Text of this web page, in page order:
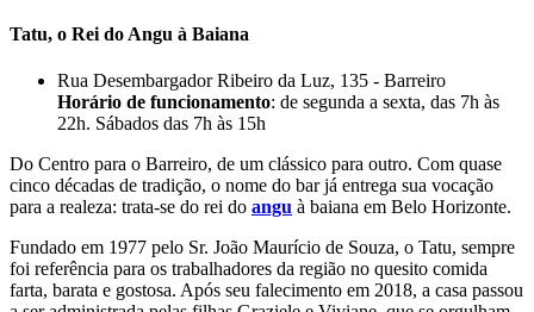
Tatu, o Rei do Angu à Baiana
Rua Desembargador Ribeiro da Luz, 135 - Barreiro
Horário de funcionamento: de segunda a sexta, das 7h às
22h. Sábados das 7h às 15h
Do Centro para o Barreiro, de um clássico para outro. Com quase
cinco décadas de tradição, o nome do bar já entrega sua vocação
para a realeza: trata-se do rei do angu à baiana em Belo Horizonte.
Fundado em 1977 pelo Sr. João Maurício de Souza, o Tatu, sempre
foi referência para os trabalhadores da região no quesito comida
farta, barata e gostosa. Após seu falecimento em 2018, a casa passou